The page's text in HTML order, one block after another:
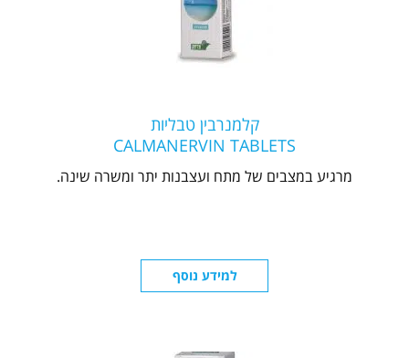
קלמנרבין טבליות
CALMANERVIN TABLETS
מרגיע במצבים של מתח ועצבנות יתר ומשרה שינה.
למידע נוסף